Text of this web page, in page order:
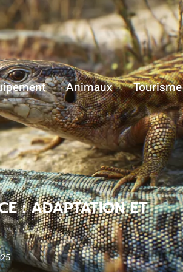
Animaux Tourisme
: ADAPTATION ET